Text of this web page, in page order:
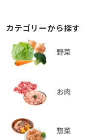
カテゴリーから探す